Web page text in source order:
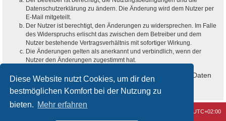
Diese Website nutzt Cookies, um dir den
bestmöglichen Komfort bei der Nutzung zu
bieten. Mehr erfahren
Datenschutzerklärung zu ändern. Die Änderung wird dem Nutzer per
E-Mail mitgeteilt.
Der Nutzer ist berechtigt, den Änderungen zu widersprechen. Im Falle
des Widerspruchs erlischt das zwischen dem Betreiber und dem
Nutzer bestehende Vertragsverhältnis mit sofortiger Wirkung.
Die Änderungen gelten als anerkannt und verbindlich, wenn der
Nutzer den Änderungen zugestimmt hat.
Informationen über den Umgang mit deinen persönlichen Daten
sind in der Datenschutzerklärung enthalten.
UTC+02:00